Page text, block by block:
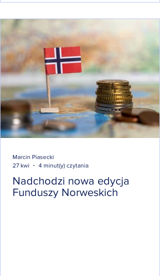
Nadchodzi nowa edycja
Funduszy Norweskich
Marcin Piasecki
27 kwi
4 minut(y) czytania